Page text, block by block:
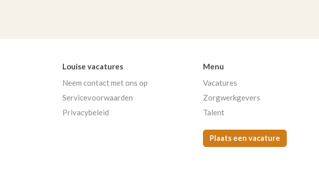
Louise vacatures
Neem contact met ons op
Servicevoorwaarden
Privacybeleid
Menu
Vacatures
Zorgwerkgevers
Talent
Plaats een vacature